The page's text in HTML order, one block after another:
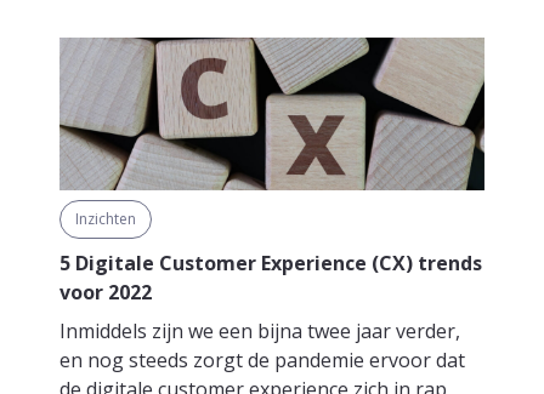
Inzichten
5 Digitale Customer Experience (CX) trends
voor 2022
Inmiddels zijn we een bijna twee jaar verder,
en nog steeds zorgt de pandemie ervoor dat